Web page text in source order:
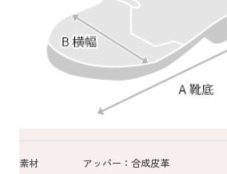
素材
アッパー：合成皮革